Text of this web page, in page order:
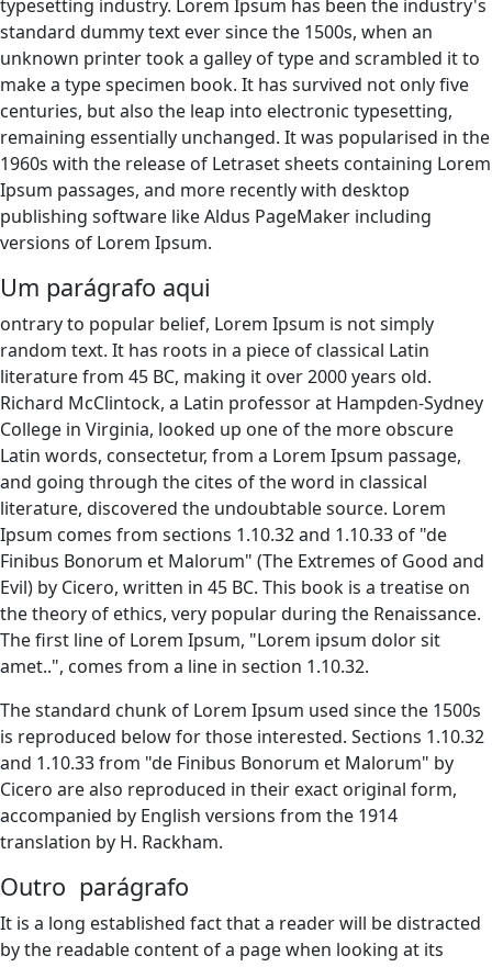
typesetting industry. Lorem Ipsum has been the industry's
standard dummy text ever since the 1500s, when an
unknown printer took a galley of type and scrambled it to
make a type specimen book. It has survived not only five
centuries, but also the leap into electronic typesetting,
remaining essentially unchanged. It was popularised in the
1960s with the release of Letraset sheets containing Lorem
Ipsum passages, and more recently with desktop
publishing software like Aldus PageMaker including
versions of Lorem Ipsum.
Um parágrafo aqui
ontrary to popular belief, Lorem Ipsum is not simply
random text. It has roots in a piece of classical Latin
literature from 45 BC, making it over 2000 years old.
Richard McClintock, a Latin professor at Hampden-Sydney
College in Virginia, looked up one of the more obscure
Latin words, consectetur, from a Lorem Ipsum passage,
and going through the cites of the word in classical
literature, discovered the undoubtable source. Lorem
Ipsum comes from sections 1.10.32 and 1.10.33 of "de
Finibus Bonorum et Malorum" (The Extremes of Good and
Evil) by Cicero, written in 45 BC. This book is a treatise on
the theory of ethics, very popular during the Renaissance.
The first line of Lorem Ipsum, "Lorem ipsum dolor sit
amet..", comes from a line in section 1.10.32.
The standard chunk of Lorem Ipsum used since the 1500s
is reproduced below for those interested. Sections 1.10.32
and 1.10.33 from "de Finibus Bonorum et Malorum" by
Cicero are also reproduced in their exact original form,
accompanied by English versions from the 1914
translation by H. Rackham.
Outro parágrafo
It is a long established fact that a reader will be distracted
by the readable content of a page when looking at its